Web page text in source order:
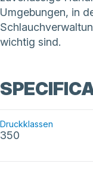
Umgebungen, in
wichtig sind.
Druckklassen
350